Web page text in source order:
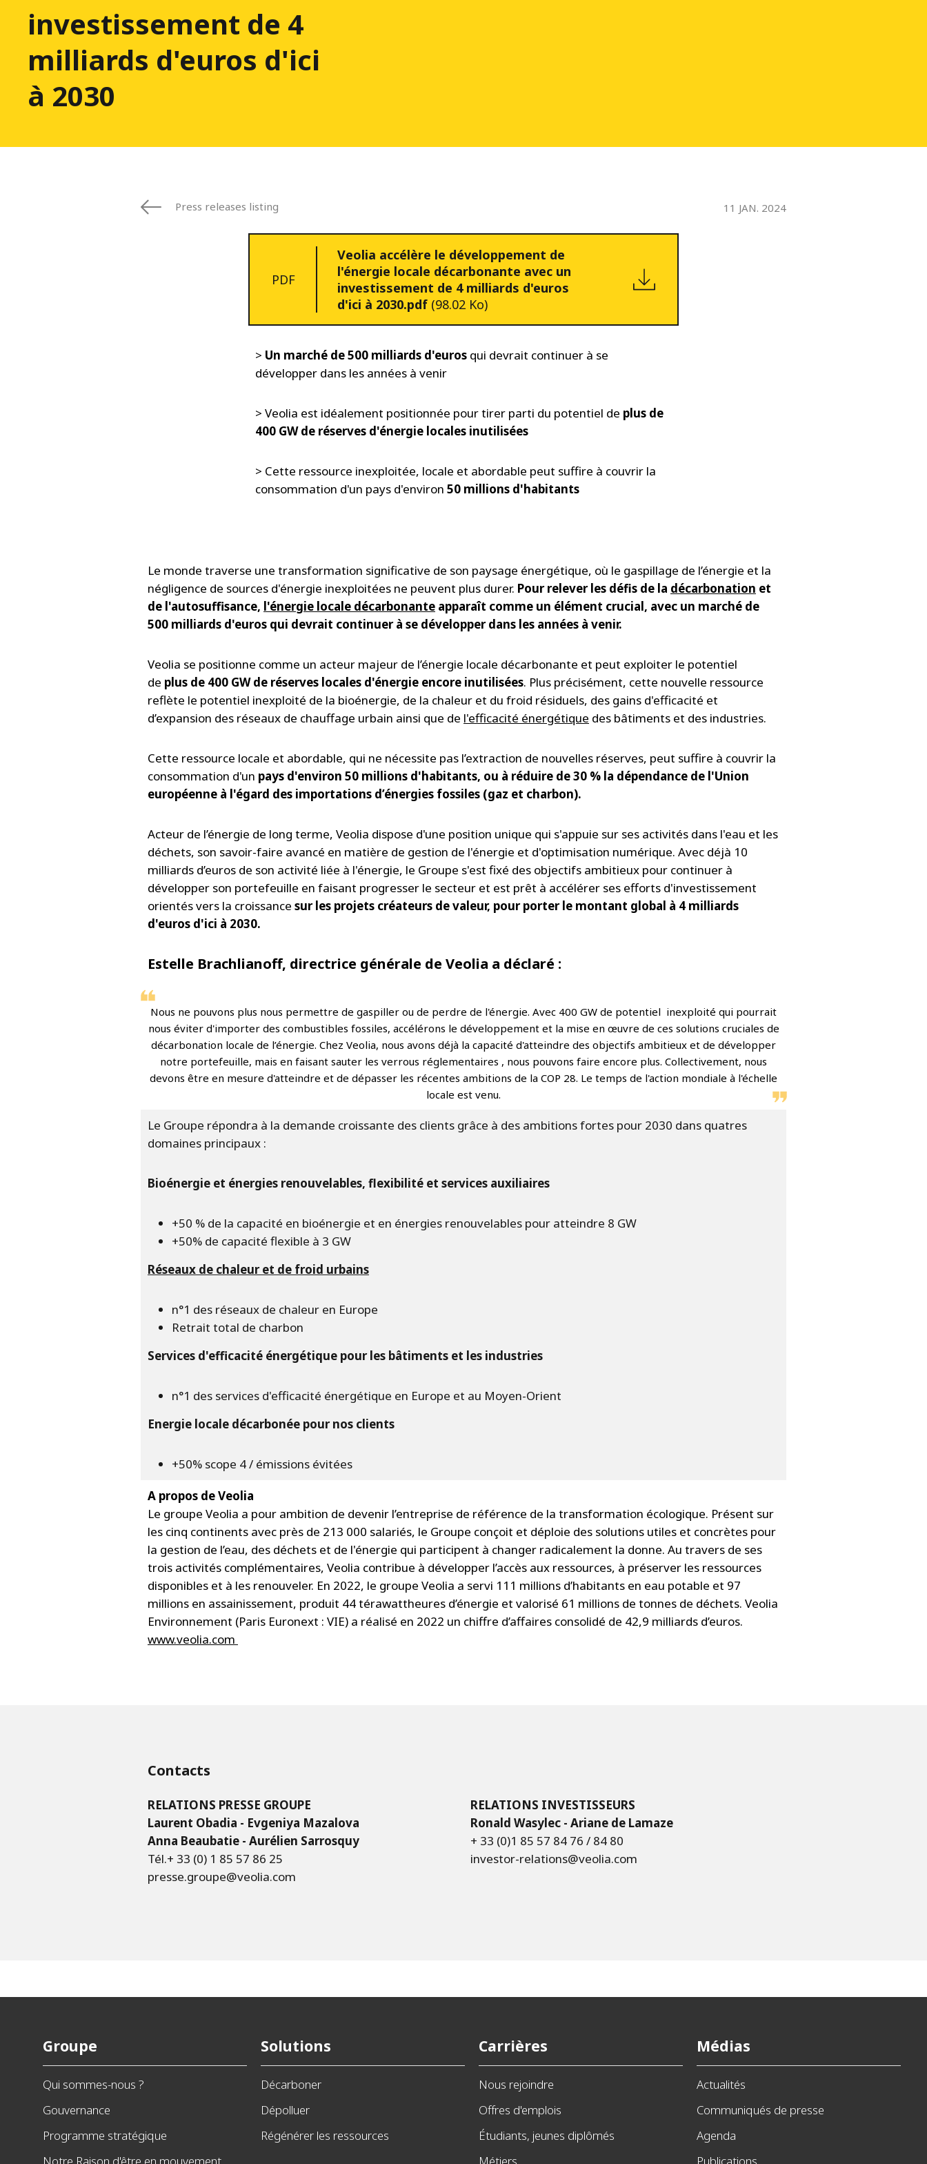
investissement de 4
milliards d'euros d'ici
à 2030
Press releases listing 11 JAN. 2024
PDF
Veolia accélère le développement de
l'énergie locale décarbonante avec un
investissement de 4 milliards d'euros
d'ici à 2030.pdf (98.02 Ko)
> Un marché de 500 milliards d'euros qui devrait continuer à se
développer dans les années à venir
> Veolia est idéalement positionnée pour tirer parti du potentiel de plus de
400 GW de réserves d'énergie locales inutilisées
> Cette ressource inexploitée, locale et abordable peut suffire à couvrir la
consommation d'un pays d'environ 50 millions d'habitants
Le monde traverse une transformation significative de son paysage énergétique, où le gaspillage de l’énergie et la
négligence de sources d'énergie inexploitées ne peuvent plus durer. Pour relever les défis de la décarbonation et
de l'autosuffisance, l'énergie locale décarbonante apparaît comme un élément crucial, avec un marché de
500 milliards d'euros qui devrait continuer à se développer dans les années à venir.
Veolia se positionne comme un acteur majeur de l’énergie locale décarbonante et peut exploiter le potentiel
de plus de 400 GW de réserves locales d'énergie encore inutilisées. Plus précisément, cette nouvelle ressource
reflète le potentiel inexploité de la bioénergie, de la chaleur et du froid résiduels, des gains d'efficacité et
d’expansion des réseaux de chauffage urbain ainsi que de l'efficacité énergétique des bâtiments et des industries.
Cette ressource locale et abordable, qui ne nécessite pas l’extraction de nouvelles réserves, peut suffire à couvrir la
consommation d'un pays d'environ 50 millions d'habitants, ou à réduire de 30 % la dépendance de l'Union
européenne à l'égard des importations d’énergies fossiles (gaz et charbon).
Acteur de l’énergie de long terme, Veolia dispose d'une position unique qui s'appuie sur ses activités dans l'eau et les
déchets, son savoir-faire avancé en matière de gestion de l'énergie et d'optimisation numérique. Avec déjà 10
milliards d’euros de son activité liée à l'énergie, le Groupe s'est fixé des objectifs ambitieux pour continuer à
développer son portefeuille en faisant progresser le secteur et est prêt à accélérer ses efforts d'investissement
orientés vers la croissance sur les projets créateurs de valeur, pour porter le montant global à 4 milliards
d'euros d'ici à 2030.
Estelle Brachlianoff, directrice générale de Veolia a déclaré :
Nous ne pouvons plus nous permettre de gaspiller ou de perdre de l'énergie. Avec 400 GW de potentiel inexploité qui pourrait
nous éviter d'importer des combustibles fossiles, accélérons le développement et la mise en œuvre de ces solutions cruciales de
décarbonation locale de l’énergie. Chez Veolia, nous avons déjà la capacité d'atteindre des objectifs ambitieux et de développer
notre portefeuille, mais en faisant sauter les verrous réglementaires , nous pouvons faire encore plus. Collectivement, nous
devons être en mesure d'atteindre et de dépasser les récentes ambitions de la COP 28. Le temps de l'action mondiale à l'échelle
locale est venu.
Le Groupe répondra à la demande croissante des clients grâce à des ambitions fortes pour 2030 dans quatres
domaines principaux :
Bioénergie et énergies renouvelables, flexibilité et services auxiliaires
+50 % de la capacité en bioénergie et en énergies renouvelables pour atteindre 8 GW
+50% de capacité flexible à 3 GW
Réseaux de chaleur et de froid urbains
n°1 des réseaux de chaleur en Europe
Retrait total de charbon
Services d'efficacité énergétique pour les bâtiments et les industries
n°1 des services d'efficacité énergétique en Europe et au Moyen-Orient
Energie locale décarbonée pour nos clients
+50% scope 4 / émissions évitées
A propos de Veolia
Le groupe Veolia a pour ambition de devenir l’entreprise de référence de la transformation écologique. Présent sur
les cinq continents avec près de 213 000 salariés, le Groupe conçoit et déploie des solutions utiles et concrètes pour
la gestion de l’eau, des déchets et de l'énergie qui participent à changer radicalement la donne. Au travers de ses
trois activités complémentaires, Veolia contribue à développer l’accès aux ressources, à préserver les ressources
disponibles et à les renouveler. En 2022, le groupe Veolia a servi 111 millions d’habitants en eau potable et 97
millions en assainissement, produit 44 térawattheures d’énergie et valorisé 61 millions de tonnes de déchets. Veolia
Environnement (Paris Euronext : VIE) a réalisé en 2022 un chiffre d’affaires consolidé de 42,9 milliards d’euros.
www.veolia.com
Contacts
RELATIONS PRESSE GROUPE
Laurent Obadia - Evgeniya Mazalova
Anna Beaubatie - Aurélien Sarrosquy
Tél.+ 33 (0) 1 85 57 86 25
presse.groupe@veolia.com
RELATIONS INVESTISSEURS
Ronald Wasylec - Ariane de Lamaze
+ 33 (0)1 85 57 84 76 / 84 80
investor-relations@veolia.com
Groupe
Qui sommes-nous ?
Gouvernance
Programme stratégique
Solutions
Décarboner
Dépolluer
Régénérer les ressources
Carrières
Nous rejoindre
Offres d'emplois
Étudiants, jeunes diplômés
Médias
Actualités
Communiqués de presse
Agenda